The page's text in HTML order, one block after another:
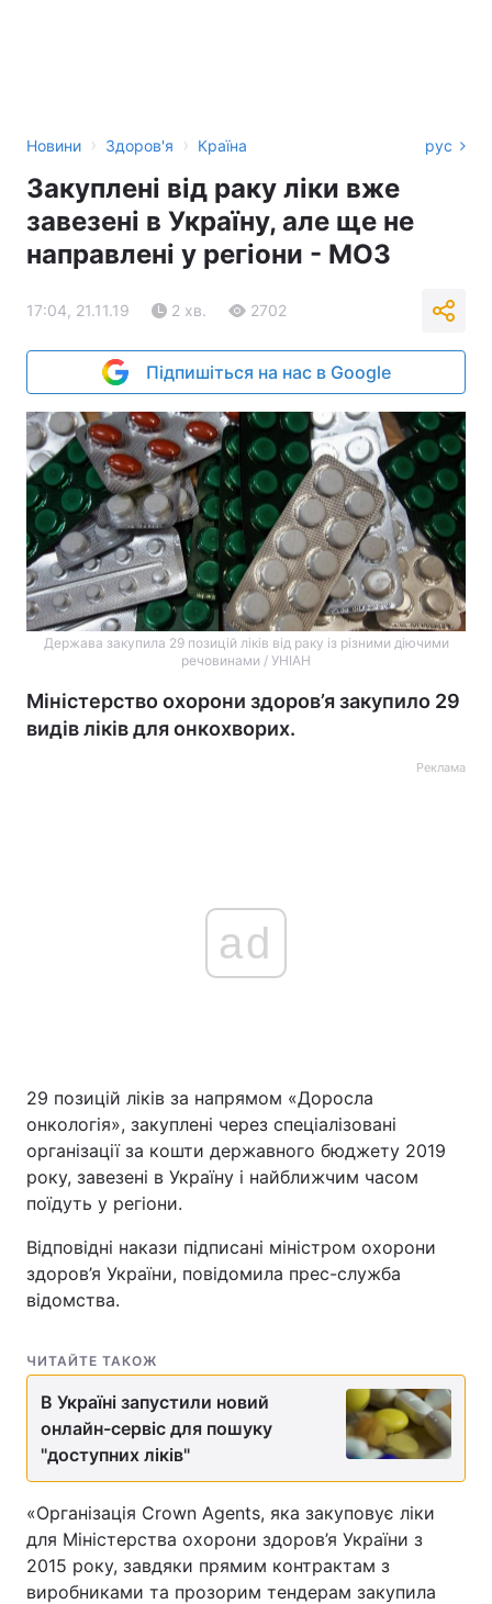
Новини › Здоров'я › Країна рус
Закуплені від раку ліки вже
завезені в Україну, але ще не
направлені у регіони - МОЗ
17:04, 21.11.19 2 хв. 2702
Підпишіться на нас в Google
Держава закупила 29 позицій ліків від раку із різними діючими
речовинами / УНІАН
Міністерство охорони здоров’я закупило 29
видів ліків для онкохворих.
Реклама
ad
29 позицій ліків за напрямом «Доросла
онкологія», закуплені через спеціалізовані
організації за кошти державного бюджету 2019
року, завезені в Україну і найближчим часом
поїдуть у регіони.
Відповідні накази підписані міністром охорони
здоров’я України, повідомила прес-служба
відомства.
ЧИТАЙТЕ ТАКОЖ
В Україні запустили новий
онлайн-сервіс для пошуку
"доступних ліків"
«Організація Crown Agents, яка закуповує ліки
для Міністерства охорони здоров’я України з
2015 року, завдяки прямим контрактам з
виробниками та прозорим тендерам закупила